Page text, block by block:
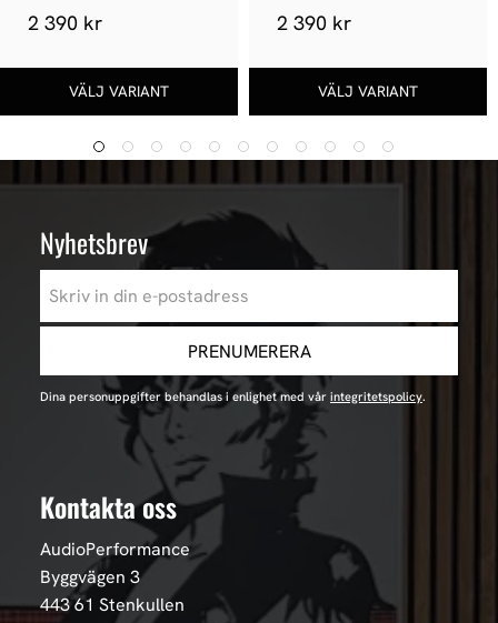
2 390 kr 2 390 kr
Nyhetsbrev
PRENUMERERA
Dina personuppgifter behandlas i enlighet med vår integritetspolicy.
Kontakta oss
AudioPerformance
Byggvägen 3
443 61 Stenkullen